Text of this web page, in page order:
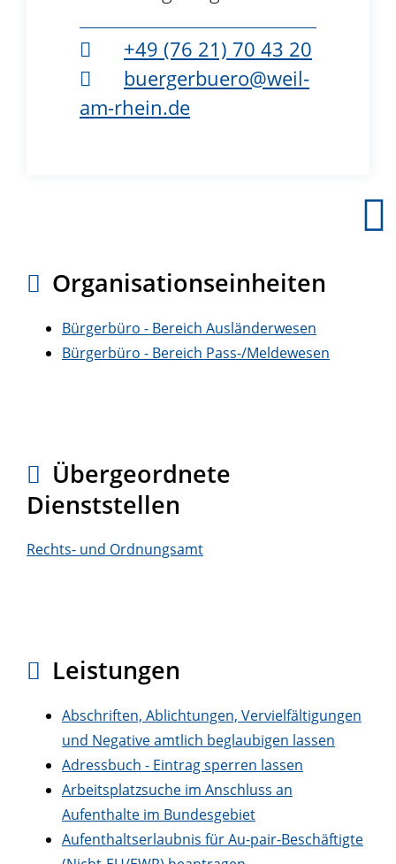
+49 (76 21) 70 43 20
buergerbuero@weil-
am-rhein.de
Organisationseinheiten
Bürgerbüro - Bereich Ausländerwesen
Bürgerbüro - Bereich Pass-/Meldewesen
Übergeordnete
Dienststellen
Rechts- und Ordnungsamt
Leistungen
Abschriften, Ablichtungen, Vervielfältigungen
und Negative amtlich beglaubigen lassen
Adressbuch - Eintrag sperren lassen
Arbeitsplatzsuche im Anschluss an
Aufenthalte im Bundesgebiet
Aufenthaltserlaubnis für Au-pair-Beschäftigte